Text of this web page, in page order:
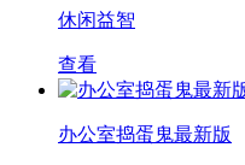
休闲益智
查看
办公室捣蛋鬼最新版